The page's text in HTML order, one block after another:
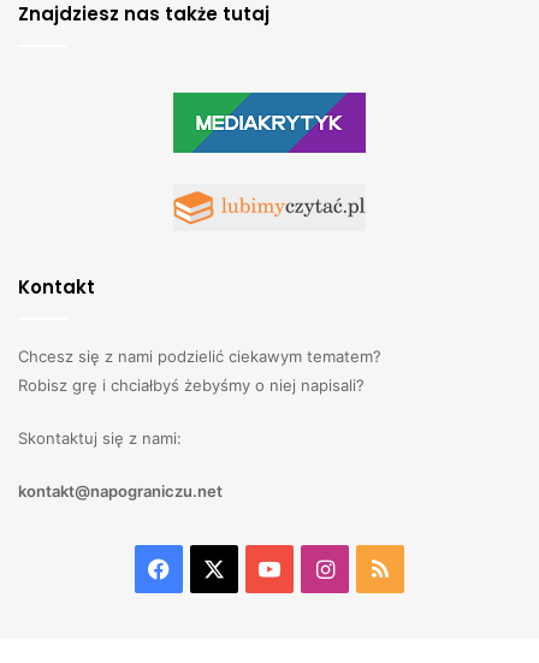
Znajdziesz nas także tutaj
Kontakt
Chcesz się z nami podzielić ciekawym tematem?
Robisz grę i chciałbyś żebyśmy o niej napisali?
Skontaktuj się z nami:
kontakt@napograniczu.net
Facebook YouTubeInstagram